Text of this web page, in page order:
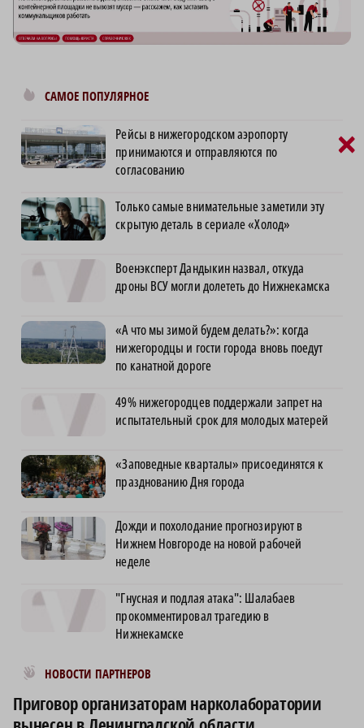
САМОЕ ПОПУЛЯРНОЕ
Рейсы в нижегородском аэропорту
принимаются и отправляются по
согласованию
Только самые внимательные заметили эту
скрытую деталь в сериале «Холод»
Военэксперт Дандыкин назвал, откуда
дроны ВСУ могли долететь до Нижнекамска
«А что мы зимой будем делать?»: когда
нижегородцы и гости города вновь поедут
по канатной дороге
49% нижегородцев поддержали запрет на
испытательный срок для молодых матерей
«Заповедные кварталы» присоединятся к
празднованию Дня города
Дожди и похолодание прогнозируют в
Нижнем Новгороде на новой рабочей
неделе
"Гнусная и подлая атака": Шалабаев
прокомментировал трагедию в
Нижнекамске
НОВОСТИ ПАРТНЕРОВ
Новости МирТесен
×
Приговор организаторам нарколаборатории